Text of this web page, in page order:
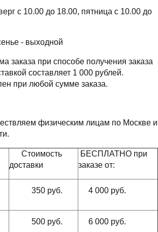
с 10.00 до 18.00, пятница с 10.00 до
- выходной
заказа при способе получения заказа
составляет 1 000 рублей.
при любой сумме заказа.
физическим лицам по Москве и
Стоимость
доставки
БЕСПЛАТНО при
заказе от:
350 руб. 4 000 руб.
500 руб. 6 000 руб.